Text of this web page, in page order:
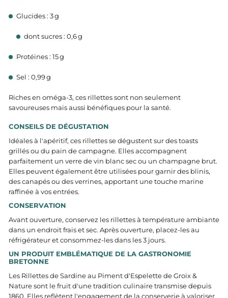
Glucides : 3 g
dont sucres : 0,6 g
Protéines : 15 g
Sel : 0,99 g​
Riches en oméga-3, ces rillettes sont non seulement
savoureuses mais aussi bénéfiques pour la santé.
CONSEILS DE DÉGUSTATION
Idéales à l'apéritif, ces rillettes se dégustent sur des toasts
grillés ou du pain de campagne. Elles accompagnent
parfaitement un verre de vin blanc sec ou un champagne brut.
Elles peuvent également être utilisées pour garnir des blinis,
des canapés ou des verrines, apportant une touche marine
raffinée à vos entrées.
CONSERVATION
Avant ouverture, conservez les rillettes à température ambiante
dans un endroit frais et sec. Après ouverture, placez-les au
réfrigérateur et consommez-les dans les 3 jours.​
UN PRODUIT EMBLÉMATIQUE DE LA GASTRONOMIE
BRETONNE
Les Rillettes de Sardine au Piment d'Espelette de Groix &
Nature sont le fruit d'une tradition culinaire transmise depuis
1860. Elles reflètent l'engagement de la conserverie à valoriser